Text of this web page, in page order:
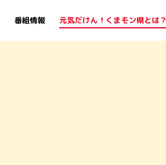
番組情報 元気だけん！くまモン県とは？